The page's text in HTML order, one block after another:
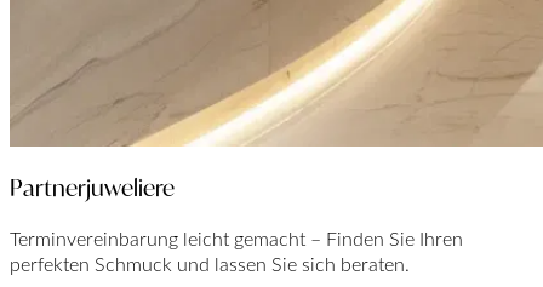
Partnerjuweliere
Terminvereinbarung leicht gemacht – Finden Sie Ihren
perfekten Schmuck und lassen Sie sich beraten.